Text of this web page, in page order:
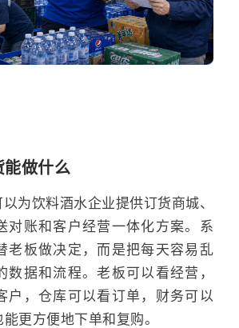
能做什么
为饮料酒水企业提供订货商城、
对账和客户经营一体化方案。系
老板做决定，而是把每天容易乱
数据和流程。老板可以看经营，
户，仓库可以看订单，财务可以
更方便地下单和复购。